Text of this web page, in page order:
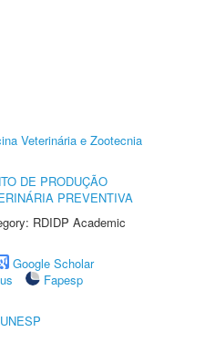
Veterinária e Zootecnia
DE PRODUÇÃO
PREVENTIVA
RDIDP Academic
Google Scholar
Fapesp